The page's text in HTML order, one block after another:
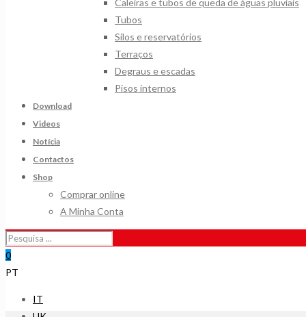
Caleiras e tubos de queda de águas pluviais
Tubos
Silos e reservatórios
Terraços
Degraus e escadas
Pisos internos
Download
Videos
Notícia
Contactos
Shop
Comprar online
A Minha Conta
0
PT
IT